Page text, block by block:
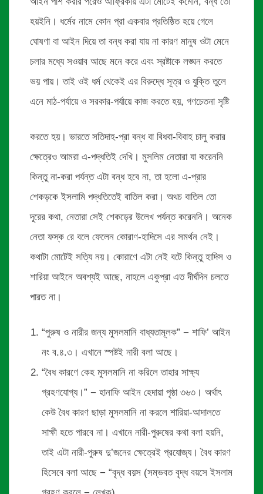
হয়ইনি। ধর্মের নামে কোন প্রা একবার প্রতিষ্ঠিত হয়ে গেলে
ঘোষণা বা আইন দিয়ে তা বন্ধ করা যায় না কারণ মানুষ ওটা মেনে
চলার মধ্যে সওয়াব আছে মনে করে এবং স্রষ্টাকে লঙ্ঘন করতে
ভয় পায়। তাই ওই ধর্ম থেকেই এর বিরুদ্ধে সূত্র ও যুক্তি তুলে
এনে মাঠ-পর্যায়ে ও সরকার-পর্যায়ে কাজ করতে হয়, গণচেতনা সৃষ্টি
করতে হয়। ভারতে সতিদাহ-প্রা বন্ধ বা বিধবা-বিবাহ চালু করার
ক্ষেত্রেও আমরা এ-পদ্ধতিই দেখি। মুসলিম নেতারা যা করেননি
কিন্তু না-করা পর্যন্ত এটা বন্ধ হবে না, তা হলো এ-প্রার
শেকড়কে ইসলামি পদ্ধতিতেই বাতিল করা। অথচ বাতিল তো
দূরের কথা, নেতারা সেই শেকড়ের উলেখ পর্যন্ত করেননি। অনেক
নেতা ফস্ক রে বলে ফেলেন কোরাণ-হাদিসে এর সমর্থন নেই।
কথাটা মোটেই সত্যি নয়। কোরাণে এটা নেই বটে কিন্তু হাদিস ও
শারিয়া আইনে অবশ্যই আছে, নাহলে একুপ্রা এত দীর্ঘদিন চলতে
পারত না।
“পুরুষ ও নারীর জন্য মুসলমানি বাধ্যতামূলক” − শাফি’ আইন
নং ব.৪.৩। এখানে স্পষ্টই নারী বলা আছে।
“বৈধ কারণে কেহ মুসলমানি না করিলে তাহার সাক্ষ্য
গ্রহণযোগ্য।” − হানাফি আইন হেদায়া পৃষ্ঠা ৩৬৩। অর্থাৎ
কেউ বৈধ কারণ ছাড়া মুসলমানি না করলে শারিয়া-আদালতে
সাক্ষী হতে পারবে না। এখানে নারী-পুরুষের কথা বলা হয়নি,
তাই এটা নারী-পুরুষ দু’জনের ক্ষেত্রেই প্রযোজ্য। বৈধ কারণ
হিসেবে বলা আছে − “বৃদ্ধ বয়স (সম্ভবত বৃদ্ধ বয়সে ইসলাম